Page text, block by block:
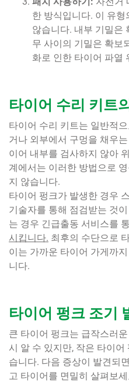
한 방식입니다. 이 유
않습니다. 내부 기밀은
무 사이의 기밀은 확보
화로 인한 타이어 파열
타이어 수리 키트
타이어 수리 키트는 일반적
거나 외부에서 구멍을 채우
이어 내부를 검사하지 않아
계에서는 이러한 방법으로
지 않습니다.
타이어 펑크가 발생한 경우
기술자를 통해 점검받는 것
는 경우 긴급출동 서비스를
시킵니다. 최후의 수단으로
이는 가까운 타이어 가게까
니다.
타이어 펑크 조기
큰 타이어 펑크는 급작스러
시 알 수 있지만, 작은 타이
습니다. 다음 증상이 발견되
고 타이어를 면밀히 살펴보